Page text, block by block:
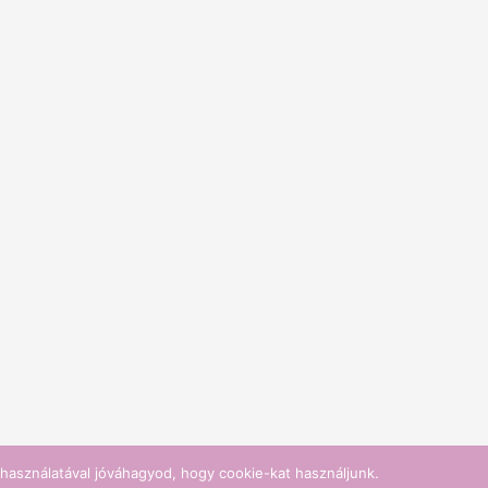
jóváhagyod, hogy cookie-kat használjunk.